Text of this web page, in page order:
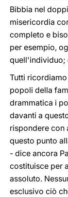
Bibbia nel
misericordia
completo e
per esempio,
quell'individuo;
Tutti
popoli della
drammatica i
davanti a
rispondere con
questo punto
- dice ancora
costituisce per
assoluto.
esclusivo ciò